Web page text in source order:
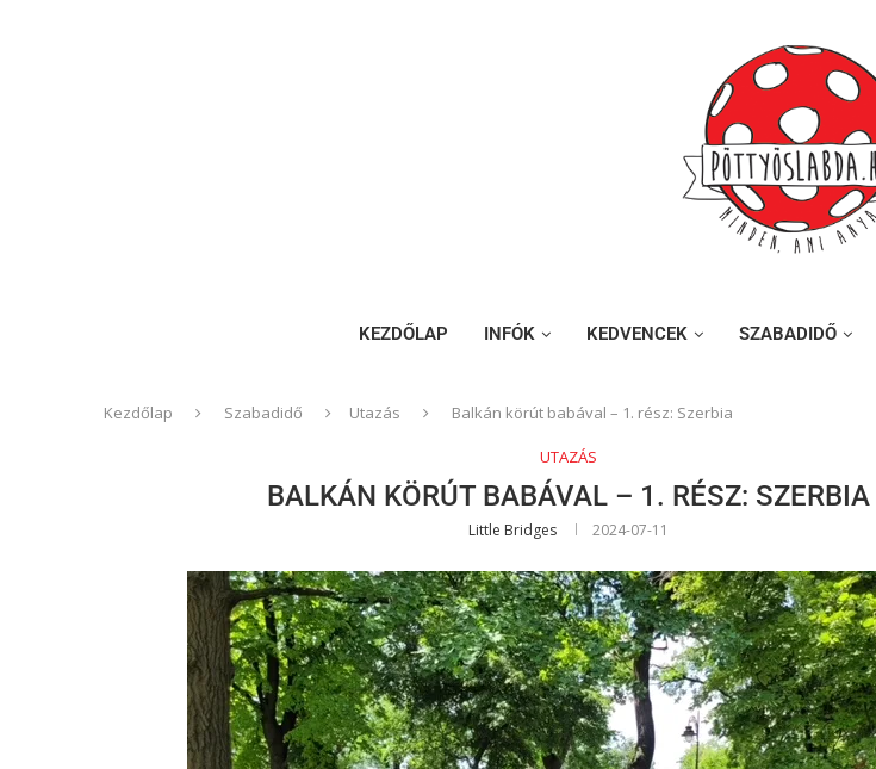
KEZDŐLAP INFÓK KEDVENCEK SZABADIDŐ
Kezdőlap Szabadidő Utazás Balkán körút babával – 1. rész: Szerbia
UTAZÁS
BALKÁN KÖRÚT BABÁVAL – 1. RÉSZ: SZERBIA
Little Bridges 2024-07-11